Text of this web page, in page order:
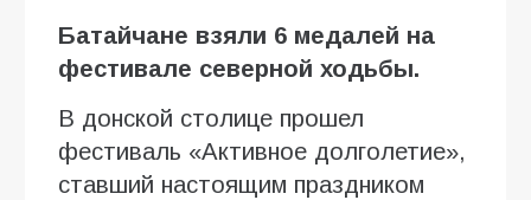
Батайчане взяли 6 медалей на
фестивале северной ходьбы.
В донской столице прошел
фестиваль «Активное долголетие»,
ставший настоящим праздником